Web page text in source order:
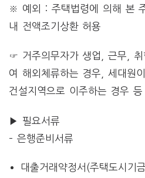
※ 예외 : 주택법령에 의해 본
내 전액조기상환 허용
☞ 거주의무자가 생업, 근무,
여 해외체류하는 경우, 세대원
건설지역으로 이주하는 경우 등
▶ 필요서류
– 은행준비서류
대출거래약정서(주택도시기